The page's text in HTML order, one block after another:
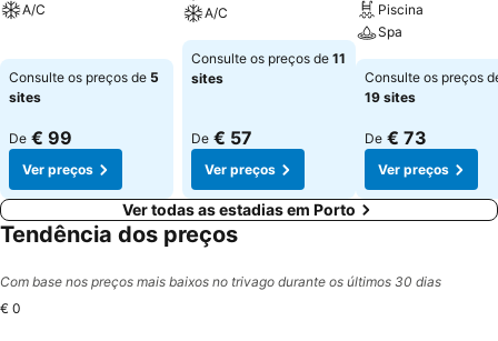
A/C
Consulte os preços de 5
sites
De € 99
Ver preços
A/C
Consulte os preços de 11
sites
De € 57
Ver preços
Piscina
Spa
Consulte os preços
19 sites
De € 73
Ver preços
Ver todas as estadias em Porto
Tendência dos preços
Com base nos preços mais baixos no trivago durante os últimos 30 dias
€ 0